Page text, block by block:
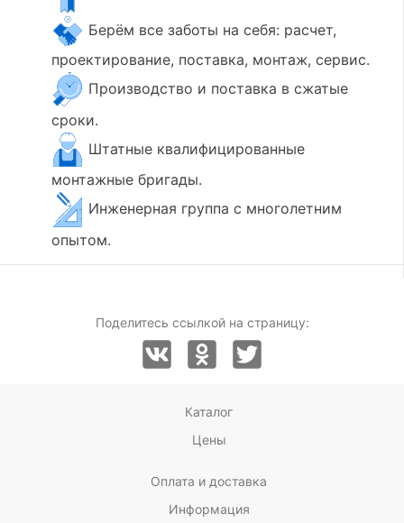
Берём все заботы на себя: расчет,
проектирование, поставка, монтаж, сервис.
Производство и поставка в сжатые
сроки.
Штатные квалифицированные
монтажные бригады.
Инженерная группа с многолетним
опытом.
Поделитесь ссылкой на страницу:
Каталог
Цены
Оплата и доставка
Информация